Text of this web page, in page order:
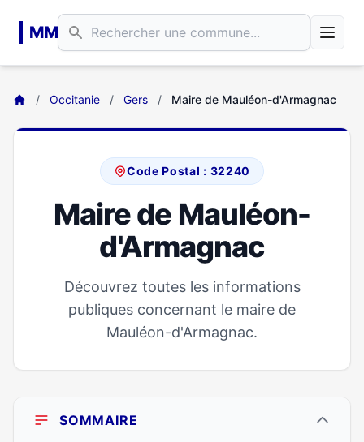
MM
/ Occitanie / Gers / Maire de Mauléon-d'Armagnac
Code Postal : 32240
Maire de Mauléon-
d'Armagnac
Découvrez toutes les informations
publiques concernant le maire de
Mauléon-d'Armagnac.
SOMMAIRE